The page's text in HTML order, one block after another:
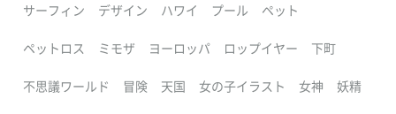
サーフィン デザイン ハワイ プール ペット
ペットロス ミモザ ヨーロッパ ロップイヤー 下町
不思議ワールド 冒険 天国 女の子イラスト 女神 妖精